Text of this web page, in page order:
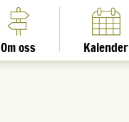
Om oss Kalender